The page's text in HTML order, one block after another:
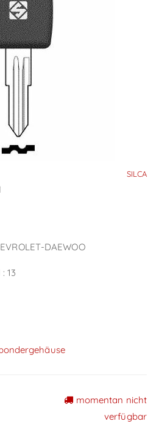
SILCA
DAEWOO
13
momentan nicht
verfügbar